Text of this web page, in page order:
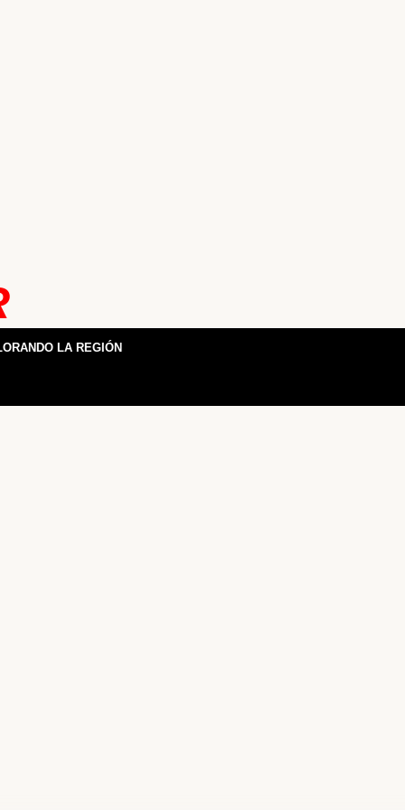
LA REGIÓN